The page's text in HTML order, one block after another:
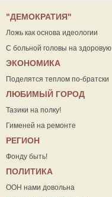
"ДЕМОКРАТИЯ"
Ложь как основа идеологии
С больной головы на здоровую
ЭКОНОМИКА
Поделятся теплом по-братски
ЛЮБИМЫЙ ГОРОД
Тазики на полку!
Гименей на ремонте
РЕГИОН
Фонду быть!
ПОЛИТИКА
ООН нами довольна